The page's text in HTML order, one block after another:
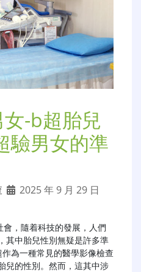
-b超胎兒
驗男女的準
2025 年 9 月 29 日
會，隨着科技的發展，人們
其中胎兒性別無疑是許多準
為一種常見的醫學影像檢查
兒的性別。然而，這其中涉